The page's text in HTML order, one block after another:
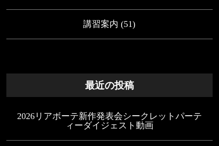
講習案内 (51)
最近の投稿
2026リアボーテ新作発表会シークレットパーテ
ィーダイジェスト動画